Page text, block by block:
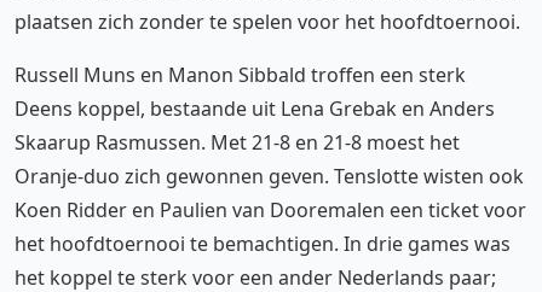
plaatsen zich zonder te spelen voor het hoofdtoernooi.
Russell Muns en Manon Sibbald troffen een sterk
Deens koppel, bestaande uit Lena Grebak en Anders
Skaarup Rasmussen. Met 21-8 en 21-8 moest het
Oranje-duo zich gewonnen geven. Tenslotte wisten ook
Koen Ridder en Paulien van Dooremalen een ticket voor
het hoofdtoernooi te bemachtigen. In drie games was
het koppel te sterk voor een ander Nederlands paar;